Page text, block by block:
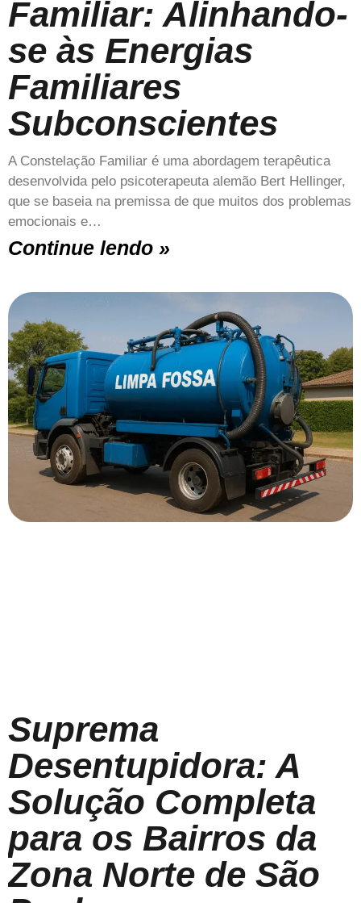
Familiar: Alinhando-
se às Energias
Familiares
Subconscientes
A Constelação Familiar é uma abordagem terapêutica
desenvolvida pelo psicoterapeuta alemão Bert Hellinger,
que se baseia na premissa de que muitos dos problemas
emocionais e…
Continue lendo »
Suprema
Desentupidora: A
Solução Completa
para os Bairros da
Zona Norte de São